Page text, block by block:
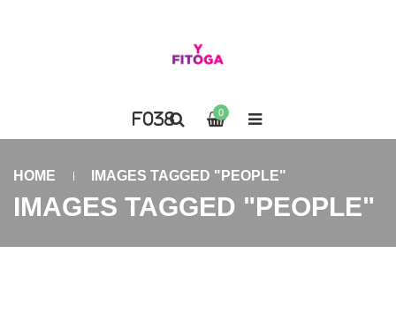
0
HOME IMAGES TAGGED "PEOPLE"
IMAGES TAGGED "PEOPLE"